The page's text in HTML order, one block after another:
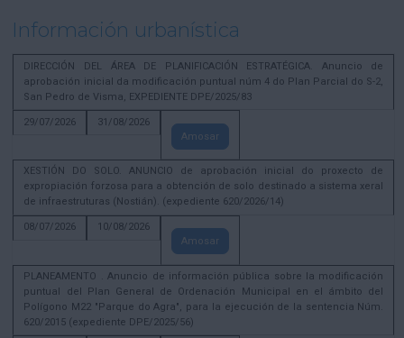
Información urbanística
DIRECCIÓN DEL ÁREA DE PLANIFICACIÓN ESTRATÉGICA. Anuncio de
aprobación inicial da modificación puntual núm 4 do Plan Parcial do S-2,
San Pedro de Visma, EXPEDIENTE DPE/2025/83
29/07/2026
31/08/2026
Amosar
XESTIÓN DO SOLO. ANUNCIO de aprobación inicial do proxecto de
expropiación forzosa para a obtención de solo destinado a sistema xeral
de infraestruturas (Nostián). (expediente 620/2026/14)
08/07/2026
10/08/2026
Amosar
PLANEAMENTO . Anuncio de información pública sobre la modificación
puntual del Plan General de Ordenación Municipal en el ámbito del
Polígono M22 "Parque do Agra", para la ejecución de la sentencia Núm.
620/2015 (expediente DPE/2025/56)